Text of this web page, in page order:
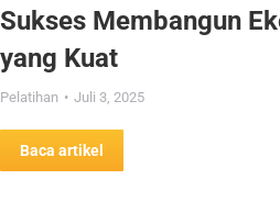
Sukses Membangun
yang Kuat
Pelatihan Juli 3, 2025
Baca artikel